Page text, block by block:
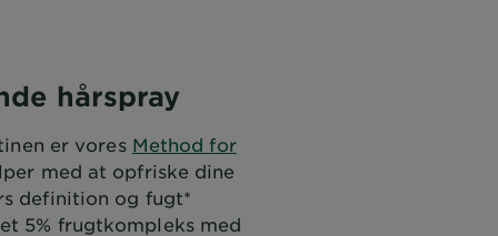
hårspray
er vores Method for
med at opfriske dine
definition og fugt*
5% frugtkompleks med